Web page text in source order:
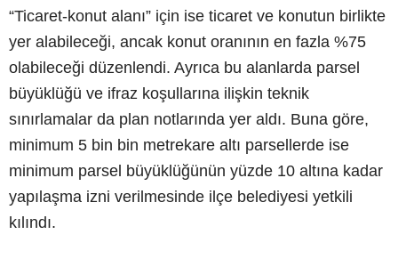
“Ticaret-konut alanı” için ise ticaret ve konutun birlikte
yer alabileceği, ancak konut oranının en fazla %75
olabileceği düzenlendi. Ayrıca bu alanlarda parsel
büyüklüğü ve ifraz koşullarına ilişkin teknik
sınırlamalar da plan notlarında yer aldı. Buna göre,
minimum 5 bin bin metrekare altı parsellerde ise
minimum parsel büyüklüğünün yüzde 10 altına kadar
yapılaşma izni verilmesinde ilçe belediyesi yetkili
kılındı.